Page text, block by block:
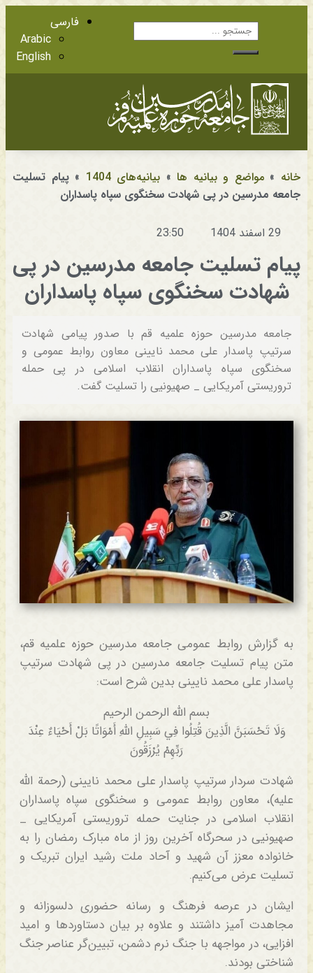
فارسی
Arabic
English
خانه »مواضع و بیانیه ها» بیانیه‌های 1404 »پیام تسلیت
جامعه مدرسین در پی شهادت سخنگوی سپاه پاسداران
29 اسفند 1404 23:50
پیام تسلیت جامعه مدرسین در پی
شهادت سخنگوی سپاه پاسداران
جامعه مدرسین حوزه علمیه قم با صدور پیامی شهادت
سرتیپ پاسدار علی محمد نایینی معاون روابط عمومی و
سخنگوی سپاه پاسداران انقلاب اسلامی در پی حمله
تروریستی آمریکایی _ صهیونیی را تسلیت گفت.
به گزارش روابط عمومی جامعه مدرسین حوزه علمیه قم،
متن پیام تسلیت جامعه مدرسین در پی شهادت سرتیپ
پاسدار علی محمد نایینی بدین شرح است:
بسم الله الرحمن الرحیم
وَلَا تَحْسَبَنَّ الَّذِينَ قُتِلُوا فِي سَبِيلِ اللَّهِ أَمْوَاتًا بَلْ أَحْيَاءٌ عِنْدَ
رَبِّهِمْ يُرْزَقُونَ
شهادت سردار سرتیپ پاسدار علی محمد نایینی (رحمة الله
علیه)، معاون روابط عمومی و سخنگوی سپاه پاسداران
انقلاب اسلامی در جنایت حمله تروریستی آمریکایی _
صهیونیی در سحرگاه آخرین روز از ماه مبارک رمضان را به
خانواده معزز آن شهید و آحاد ملت رشید ایران تبریک و
تسلیت عرض می‌کنیم.
ایشان در عرصه فرهنگ و رسانه حضوری دلسوزانه و
مجاهدت آمیز داشتند و علاوه بر بیان دستاوردها و امید
افزایی، در مواجهه با جنگ نرم دشمن، تبیین‌گر عناصر جنگ
شناختی بودند.